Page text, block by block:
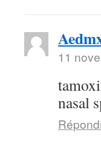
11
nasal